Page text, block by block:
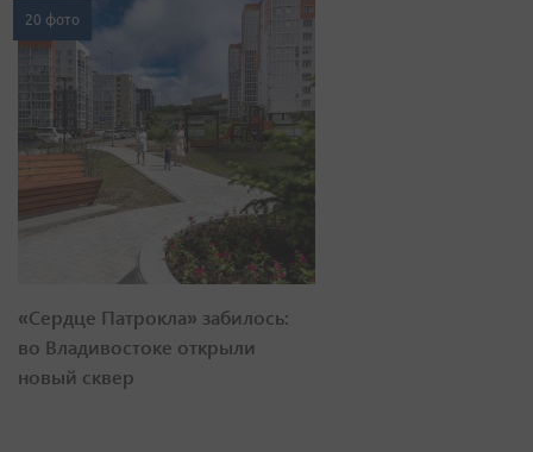
20 фото
«Сердце Патрокла» забилось:
во Владивостоке открыли
новый сквер